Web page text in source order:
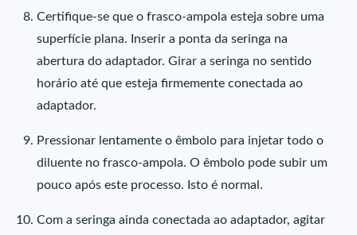
Certifique-se que o frasco-ampola esteja sobre uma
superfície plana. Inserir a ponta da seringa na
abertura do adaptador. Girar a seringa no sentido
horário até que esteja firmemente conectada ao
adaptador.
Pressionar lentamente o êmbolo para injetar todo o
diluente no frasco-ampola. O êmbolo pode subir um
pouco após este processo. Isto é normal.
Com a seringa ainda conectada ao adaptador, agitar